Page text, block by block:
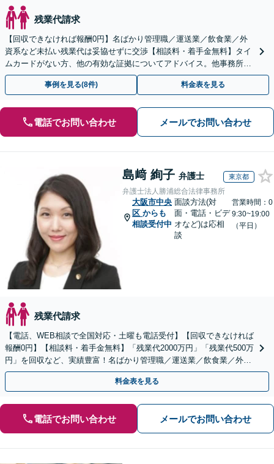
残業代請求
【回収できなければ報酬0円】名ばかり管理職／運送業／飲食業／外
資系など未払い残業代は妥協せずに交渉【相談料・着手金無料】タイ
ムカードがない方、他の有効な証拠についてアドバイス。他事務所で
断られた方もご相談ください。あなたの権利を守ります！
事例を見る(8件) 料金表を見る
電話でお問い合わせ メールでお問い合わせ
島﨑 絢子 弁護士 東京都
弁護士法人勝浦総合法律事務所
大阪市中央
区 からも
相談受付中
面談方法(対
面・電話・ビデ
オなど)は応相
談
営業時間：0
9:30~19:00
（平日）
残業代請求
【電話、WEB相談で全国対応・土曜も電話受付】【回収できなければ
報酬0円】【相談料・着手金無料】「残業代2000万円」「残業代500万
円」を回収など、実績豊富！名ばかり管理職／運送業／飲食業／外資
系など妥協せずに交渉！他で断られた方も対応。
料金表を見る
電話でお問い合わせ メールでお問い合わせ